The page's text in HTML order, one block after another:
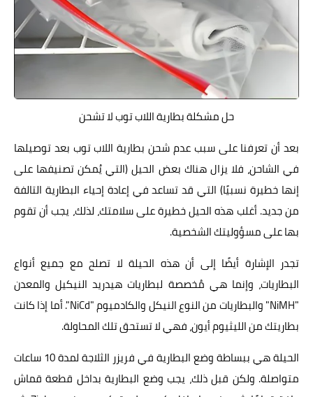
حل مشكلة بطارية اللاب توب لا تشحن
بعد أن تعرفنا على سبب عدم شحن بطارية اللاب توب بعد توصيلها
في الشاحن، فلا يزال هناك بعض الحيل (التي يُمكن تصنيفها على
إنها خطيرة نسبيًا) التي قد تساعد في إعادة إحياء البطارية التالفة
من جديد. أغلب هذه الحيل خطيرة على سلامتك، لذلك، يجب أن تقوم
بها على مسؤوليتك الشخصية.
تجدر الإشارة أيضًا إلى أن هذه الحيلة لا تصلح مع جميع أنواع
البطاريات، وإنما هي مُخصصة لبطاريات هيدريد النيكيل والمعدن
"NiMH" والبطاريات من النوع النيكل والكادميوم "NiCd". أما إذا كانت
بطاريتك من الليثيوم أيون، فهي لا تستحق تلك المحاولة.
الحيلة هي ببساطة وضع البطارية في فريزر الثلاجة لمدة 10 ساعات
متواصلة. ولكن قبل ذلك، يجب وضع البطارية بداخل قطعة قماش